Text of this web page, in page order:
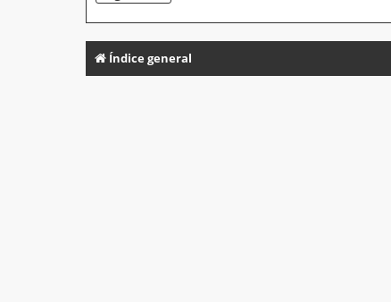
Índice general